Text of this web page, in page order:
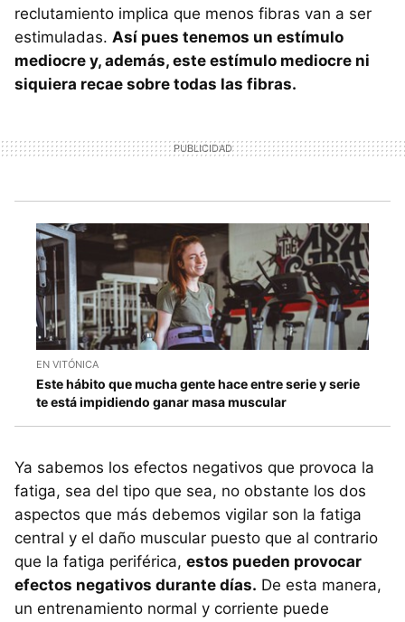
reclutamiento implica que menos fibras van a ser
estimuladas. Así pues tenemos un estímulo
mediocre y, además, este estímulo mediocre ni
siquiera recae sobre todas las fibras.
EN VITÓNICA
Este hábito que mucha gente hace entre serie y serie
te está impidiendo ganar masa muscular
Ya sabemos los efectos negativos que provoca la
fatiga, sea del tipo que sea, no obstante los dos
aspectos que más debemos vigilar son la fatiga
central y el daño muscular puesto que al contrario
que la fatiga periférica, estos pueden provocar
efectos negativos durante días. De esta manera,
un entrenamiento normal y corriente puede